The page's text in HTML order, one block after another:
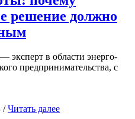
решение должно
эксперт в области энерго-
предпринимательства, с
/Читать далее